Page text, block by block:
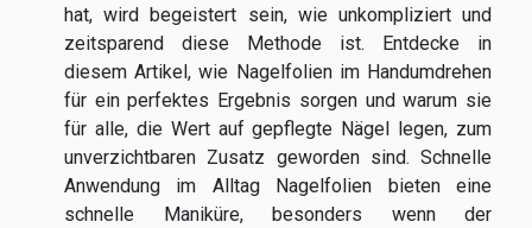
hat, wird begeistert sein, wie unkompliziert und
zeitsparend diese Methode ist. Entdecke in
diesem Artikel, wie Nagelfolien im Handumdrehen
für ein perfektes Ergebnis sorgen und warum sie
für alle, die Wert auf gepflegte Nägel legen, zum
unverzichtbaren Zusatz geworden sind. Schnelle
Anwendung im Alltag Nagelfolien bieten eine
schnelle Maniküre, besonders wenn der